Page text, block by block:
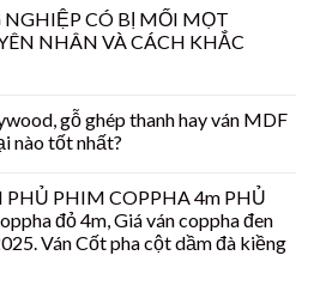
NGHIỆP CÓ BỊ MỐI MỌT
NHÂN VÀ CÁCH KHẮC
gỗ ghép thanh hay ván MDF
nào tốt nhất?
PHỦ PHIM COPPHA 4m PHỦ
đỏ 4m, Giá ván coppha đen
Ván Cốt pha cột dầm đà kiềng